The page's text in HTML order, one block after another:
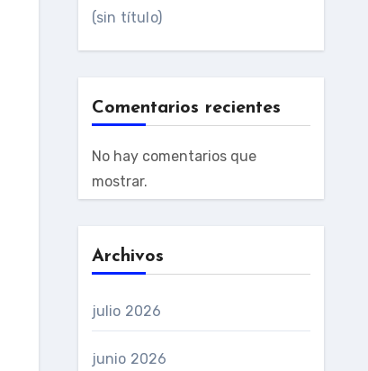
(sin título)
Comentarios recientes
No hay comentarios que
mostrar.
Archivos
julio 2026
junio 2026